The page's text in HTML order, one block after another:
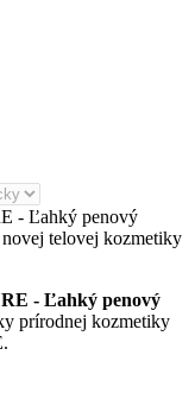
- Ľahký penový
telovej kozmetiky
- Ľahký penový
prírodnej kozmetiky